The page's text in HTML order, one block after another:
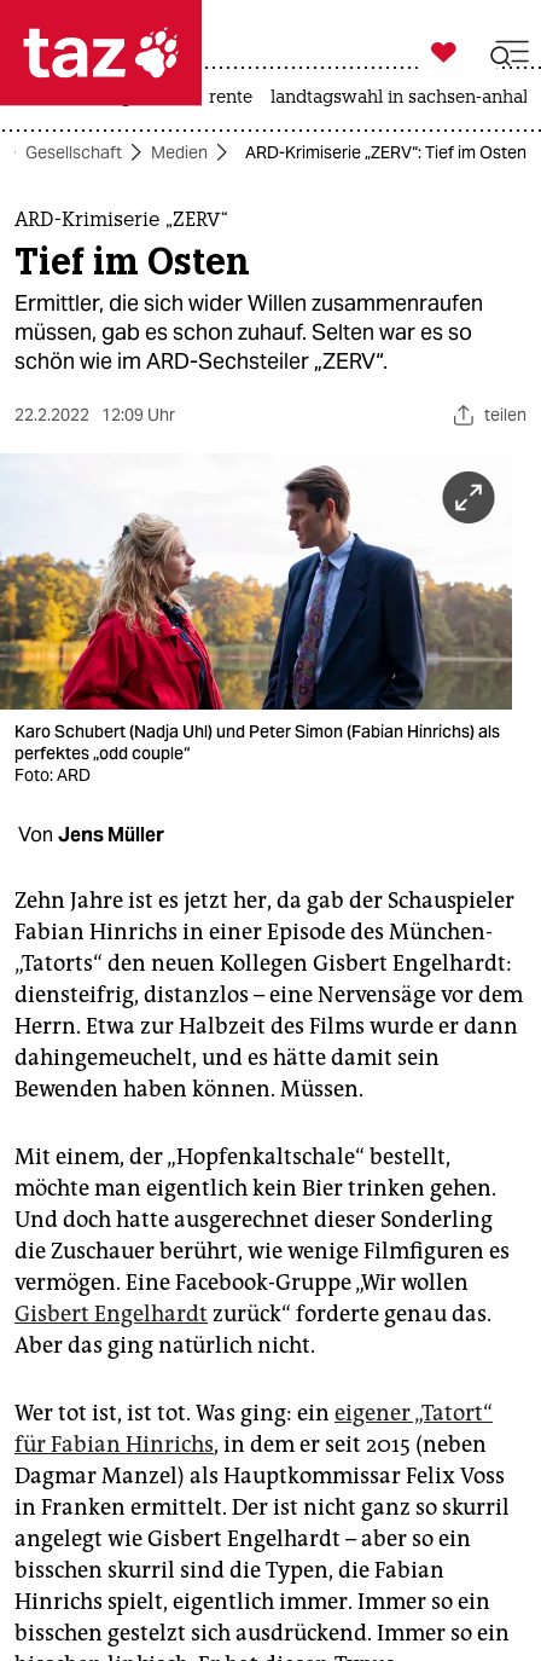
 taz zahl ich
taz zahl ich
themen
politik
öko
berlin
nord
wahrheit
verlag
verlag
shop
fragen & hilfe
unterstützen
abo
genossenschaft
epaper login

taz zahl ich
rente landtagswahl in sachsen-anhalt
Gesellschaft Medien ARD-Krimiserie „ZERV“: Tief im Osten
ARD-Krimiserie „ZERV“
Tief im Osten
Ermittler, die sich wider Willen zusammenraufen
müssen, gab es schon zuhauf. Selten war es so
schön wie im ARD-Sechsteiler „ZERV“.
22.2.2022 12:09 Uhr teilen
Karo Schubert (Nadja Uhl) und Peter Simon (Fabian Hinrichs) als
perfektes „odd couple“
Foto: ARD
Von Jens Müller
Zehn Jahre ist es jetzt her, da gab der Schauspieler
Fabian Hinrichs in einer Episode des München-
„Tatorts“ den neuen Kollegen Gisbert Engelhardt:
diensteifrig, distanzlos – eine Nervensäge vor dem
Herrn. Etwa zur Halbzeit des Films wurde er dann
dahingemeuchelt, und es hätte damit sein
Bewenden haben können. Müssen.
Mit einem, der „Hopfenkaltschale“ bestellt,
möchte man eigentlich kein Bier trinken gehen.
Und doch hatte ausgerechnet dieser Sonderling
die Zuschauer berührt, wie wenige Filmfiguren es
vermögen. Eine Facebook-Gruppe „Wir wollen
Gisbert Engelhardt zurück“ forderte genau das.
Aber das ging natürlich nicht.
Wer tot ist, ist tot. Was ging: ein eigener „Tatort“
für Fabian Hinrichs, in dem er seit 2015 (neben
Dagmar Manzel) als Hauptkommissar Felix Voss
in Franken ermittelt. Der ist nicht ganz so skurril
angelegt wie Gisbert Engelhardt – aber so ein
bisschen skurril sind die Typen, die Fabian
Hinrichs spielt, eigentlich immer. Immer so ein
bisschen gestelzt sich ausdrückend. Immer so ein